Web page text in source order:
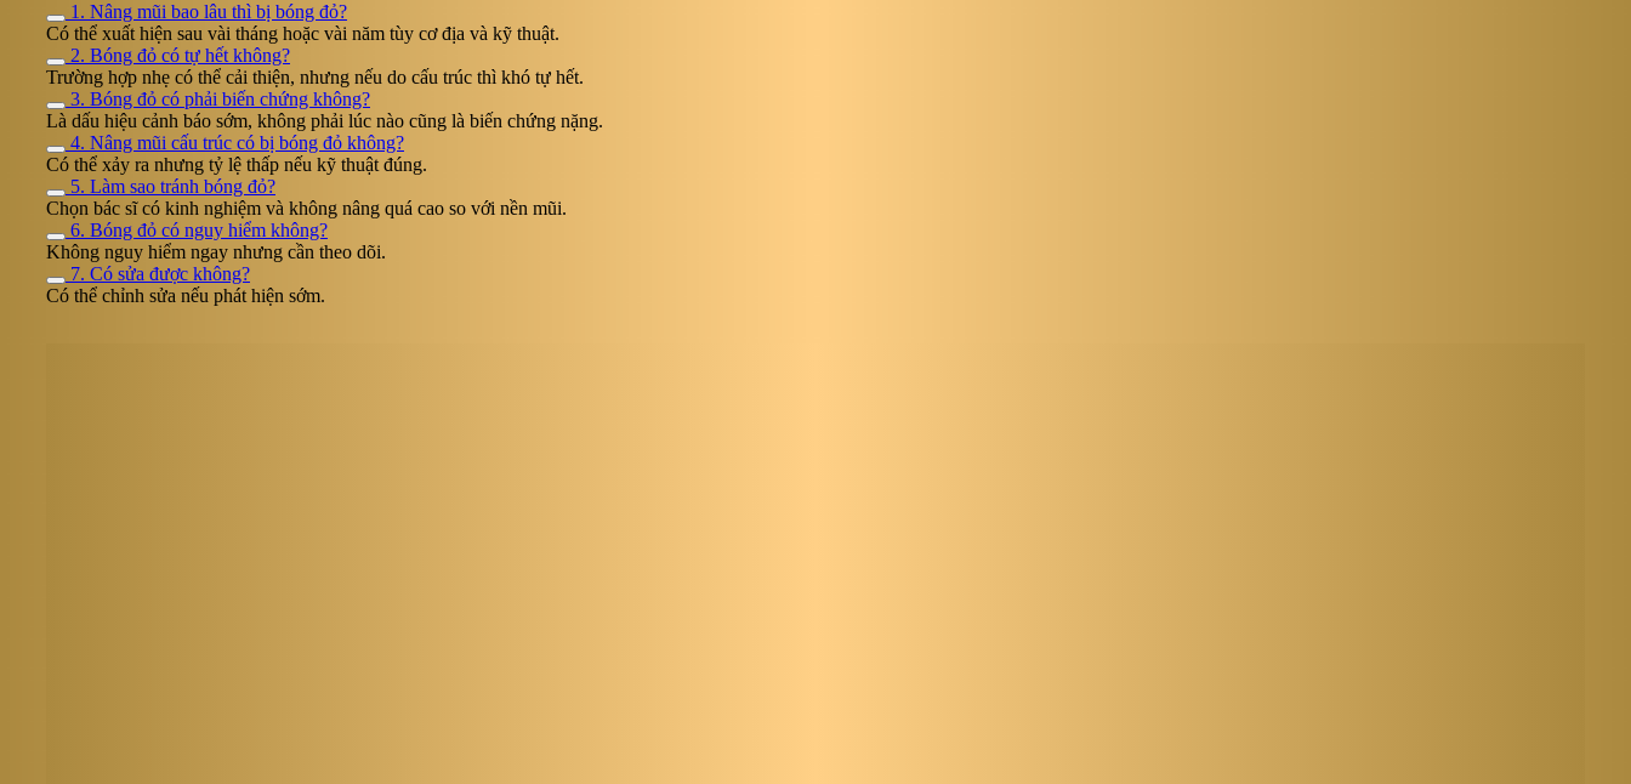
1. Nâng mũi bao lâu thì bị bóng đỏ?
Có thể xuất hiện sau vài tháng hoặc vài năm tùy cơ địa và kỹ thuật.
2. Bóng đỏ có tự hết không?
Trường hợp nhẹ có thể cải thiện, nhưng nếu do cấu trúc thì khó tự hết.
3. Bóng đỏ có phải biến chứng không?
Là dấu hiệu cảnh báo sớm, không phải lúc nào cũng là biến chứng nặng.
4. Nâng mũi cấu trúc có bị bóng đỏ không?
Có thể xảy ra nhưng tỷ lệ thấp nếu kỹ thuật đúng.
5. Làm sao tránh bóng đỏ?
Chọn bác sĩ có kinh nghiệm và không nâng quá cao so với nền mũi.
6. Bóng đỏ có nguy hiểm không?
Không nguy hiểm ngay nhưng cần theo dõi.
7. Có sửa được không?
Có thể chỉnh sửa nếu phát hiện sớm.